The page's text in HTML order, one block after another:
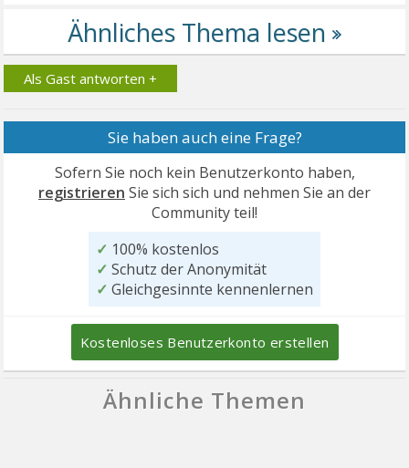
Als Gast antworten +
Sie haben auch eine Frage?
Sofern Sie noch kein Benutzerkonto haben,
registrieren Sie sich sich und nehmen Sie an der
Community teil!
✓ 100% kostenlos
✓ Schutz der Anonymität
✓ Gleichgesinnte kennenlernen
Kostenloses Benutzerkonto erstellen
Ähnliche Themen